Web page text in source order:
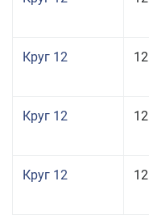
Круг 12 12
Круг 12 12
Круг 12 12